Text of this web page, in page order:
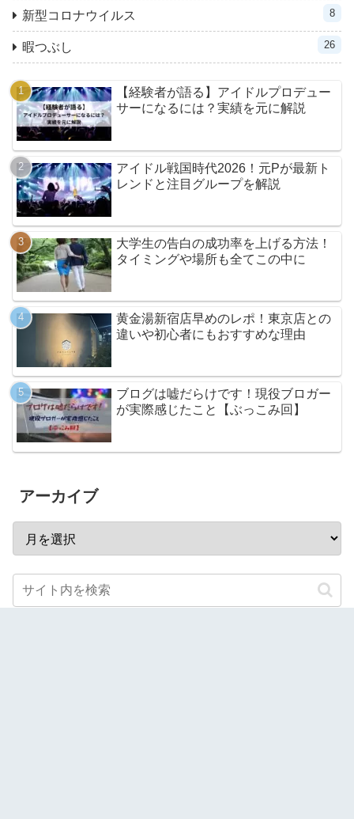
新型コロナウイルス 8
暇つぶし 26
【経験者が語る】アイドルプロデュー
サーになるには？実績を元に解説
アイドル戦国時代2026！元Pが最新ト
レンドと注目グループを解説
大学生の告白の成功率を上げる方法！
タイミングや場所も全てこの中に
黄金湯新宿店早めのレポ！東京店との
違いや初心者にもおすすめな理由
ブログは嘘だらけです！現役ブロガー
が実際感じたこと【ぶっこみ回】
アーカイブ